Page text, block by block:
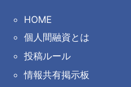
HOME
個人間融資とは
投稿ルール
情報共有掲示板